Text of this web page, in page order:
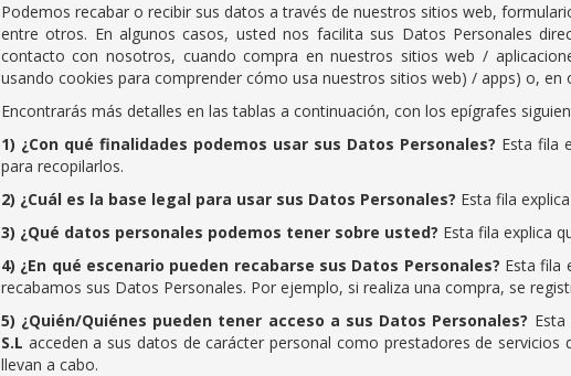
Podemos recabar o recibir sus datos a través de nuestros sitios web,
entre otros. En algunos casos, usted nos facilita sus Datos Personales
contacto con nosotros, cuando compra en nuestros sitios web /
usando cookies para comprender cómo usa nuestros sitios web) / apps) o,
Encontrarás más detalles en las tablas a continuación, con los epígrafes
1) ¿Con qué finalidades podemos usar sus Datos Personales? Esta fila
para recopilarlos.
2) ¿Cuál es la base legal para usar sus Datos Personales? Esta fila
3) ¿Qué datos personales podemos tener sobre usted? Esta fila explica
4) ¿En qué escenario pueden recabarse sus Datos Personales? Esta fila
recabamos sus Datos Personales. Por ejemplo, si realiza una compra, se
5) ¿Quién/Quiénes pueden tener acceso a sus Datos Personales?
S.L acceden a sus datos de carácter personal como prestadores de servicios
llevan a cabo.